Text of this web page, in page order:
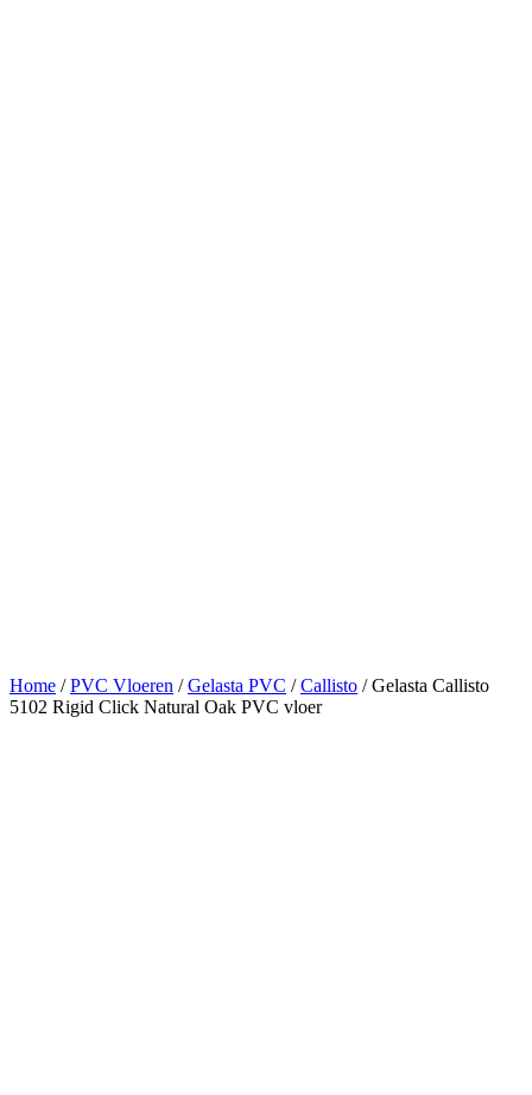
Home /PVC Vloeren /Gelasta PVC /Callisto / Gelasta Callisto
5102 Rigid Click Natural Oak PVC vloer